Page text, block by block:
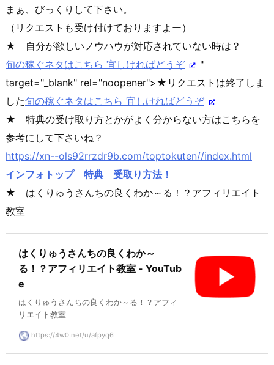
まぁ、びっくりして下さい。
（リクエストも受け付けておりますよー）
★ 自分が欲しいノウハウが対応されていない時は？
旬の稼ぐネタはこちら 宜しければどうぞ
"
target="_blank" rel="noopener">★リクエストは終了しま
した旬の稼ぐネタはこちら 宜しければどうぞ
★ 特典の受け取り方とかがよく分からない方はこちらを
参考にして下さいね？
https://xn--ols92rrzdr9b.com/toptokuten//index.html
インフォトップ 特典 受取り方法！
★ はくりゅうさんちの良くわか～る！？アフィリエイト
教室
はくりゅうさんちの良くわか～
る！？アフィリエイト教室 - YouTub
e
はくりゅうさんちの良くわか～る！？アフィ
リエイト教室
https://4w0.net/u/afpyq6